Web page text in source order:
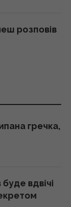
розповів
для
гречка,
вдвічі